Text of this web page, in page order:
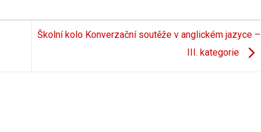
Školní kolo Konverzační soutěže v anglickém jazyce –
III. kategorie